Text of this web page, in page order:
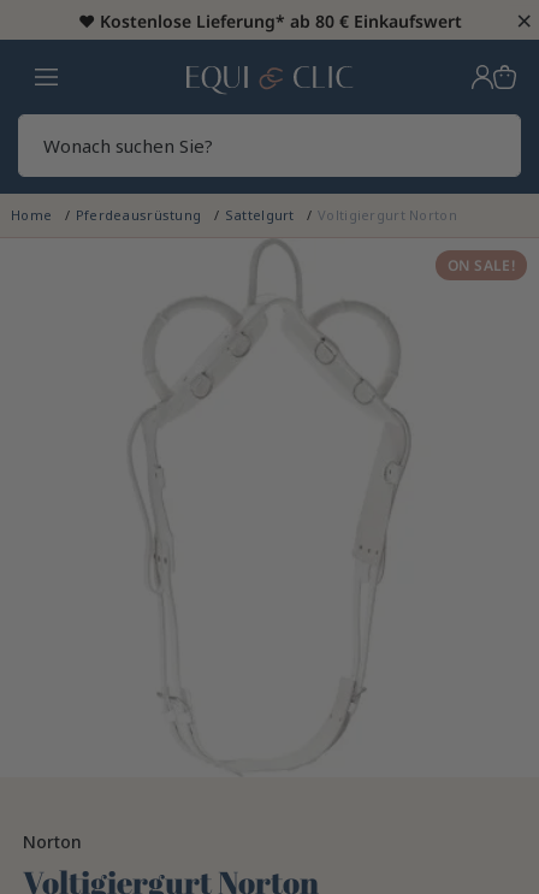
♥️ Kostenlose Lieferung* ab 80 € Einkaufswert ×
Heim
Home Pferdeausrüstung Sattelgurt Voltigiergurt Norton
ON SALE!
Norton
Voltigiergurt Norton